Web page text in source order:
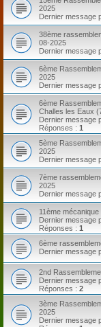
2025
Dernier message
38ème
08-2025
Dernier message
6ème
2025
Dernier message
6ème
Challes les Eaux
Dernier message
Réponses : 1
5ème
2025
Dernier message
7ème
2025
Dernier message
11ème
Dernier message
Réponses : 1
6ème
Dernier message
2nd
Dernier message
Réponses : 2
3ème
2025
Dernier message